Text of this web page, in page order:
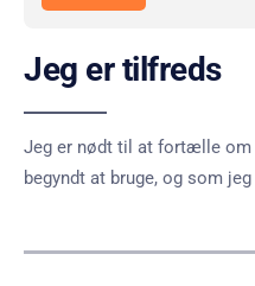
Jeg er tilfreds
Jeg er nødt til at fortælle om
begyndt at bruge, og som